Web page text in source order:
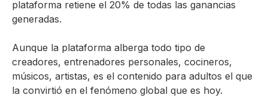
plataforma retiene el 20% de todas las ganancias
generadas.
Aunque la plataforma alberga todo tipo de
creadores, entrenadores personales, cocineros,
músicos, artistas, es el contenido para adultos el que
la convirtió en el fenómeno global que es hoy.